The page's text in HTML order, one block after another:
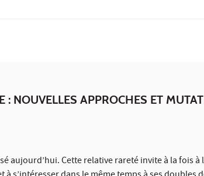
: NOUVELLES APPROCHES ET
Cette relative rareté invite à la fois à